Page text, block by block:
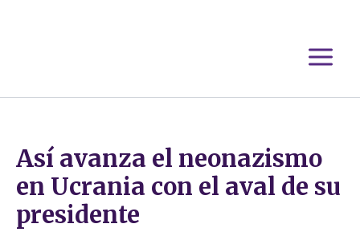
Así avanza el neonazismo
en Ucrania con el aval de su
presidente